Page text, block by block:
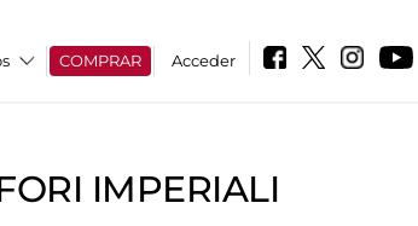
COMPRAR Acceder
IMPERIALI